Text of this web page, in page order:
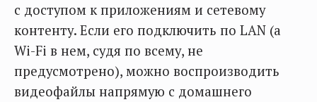
с доступом к приложениям и сетевому
контенту. Если его подключить по LAN (а
Wi-Fi в нем, судя по всему, не
предусмотрено), можно воспроизводить
видеофайлы напрямую с домашнего